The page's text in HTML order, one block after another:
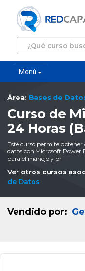
Menú
Área: Bases de
Curso de
24 Horas
Este curso permite
datos con Microsoft Power
para el manejo y pr
Ver otros cursos
de Datos
Vendido por: